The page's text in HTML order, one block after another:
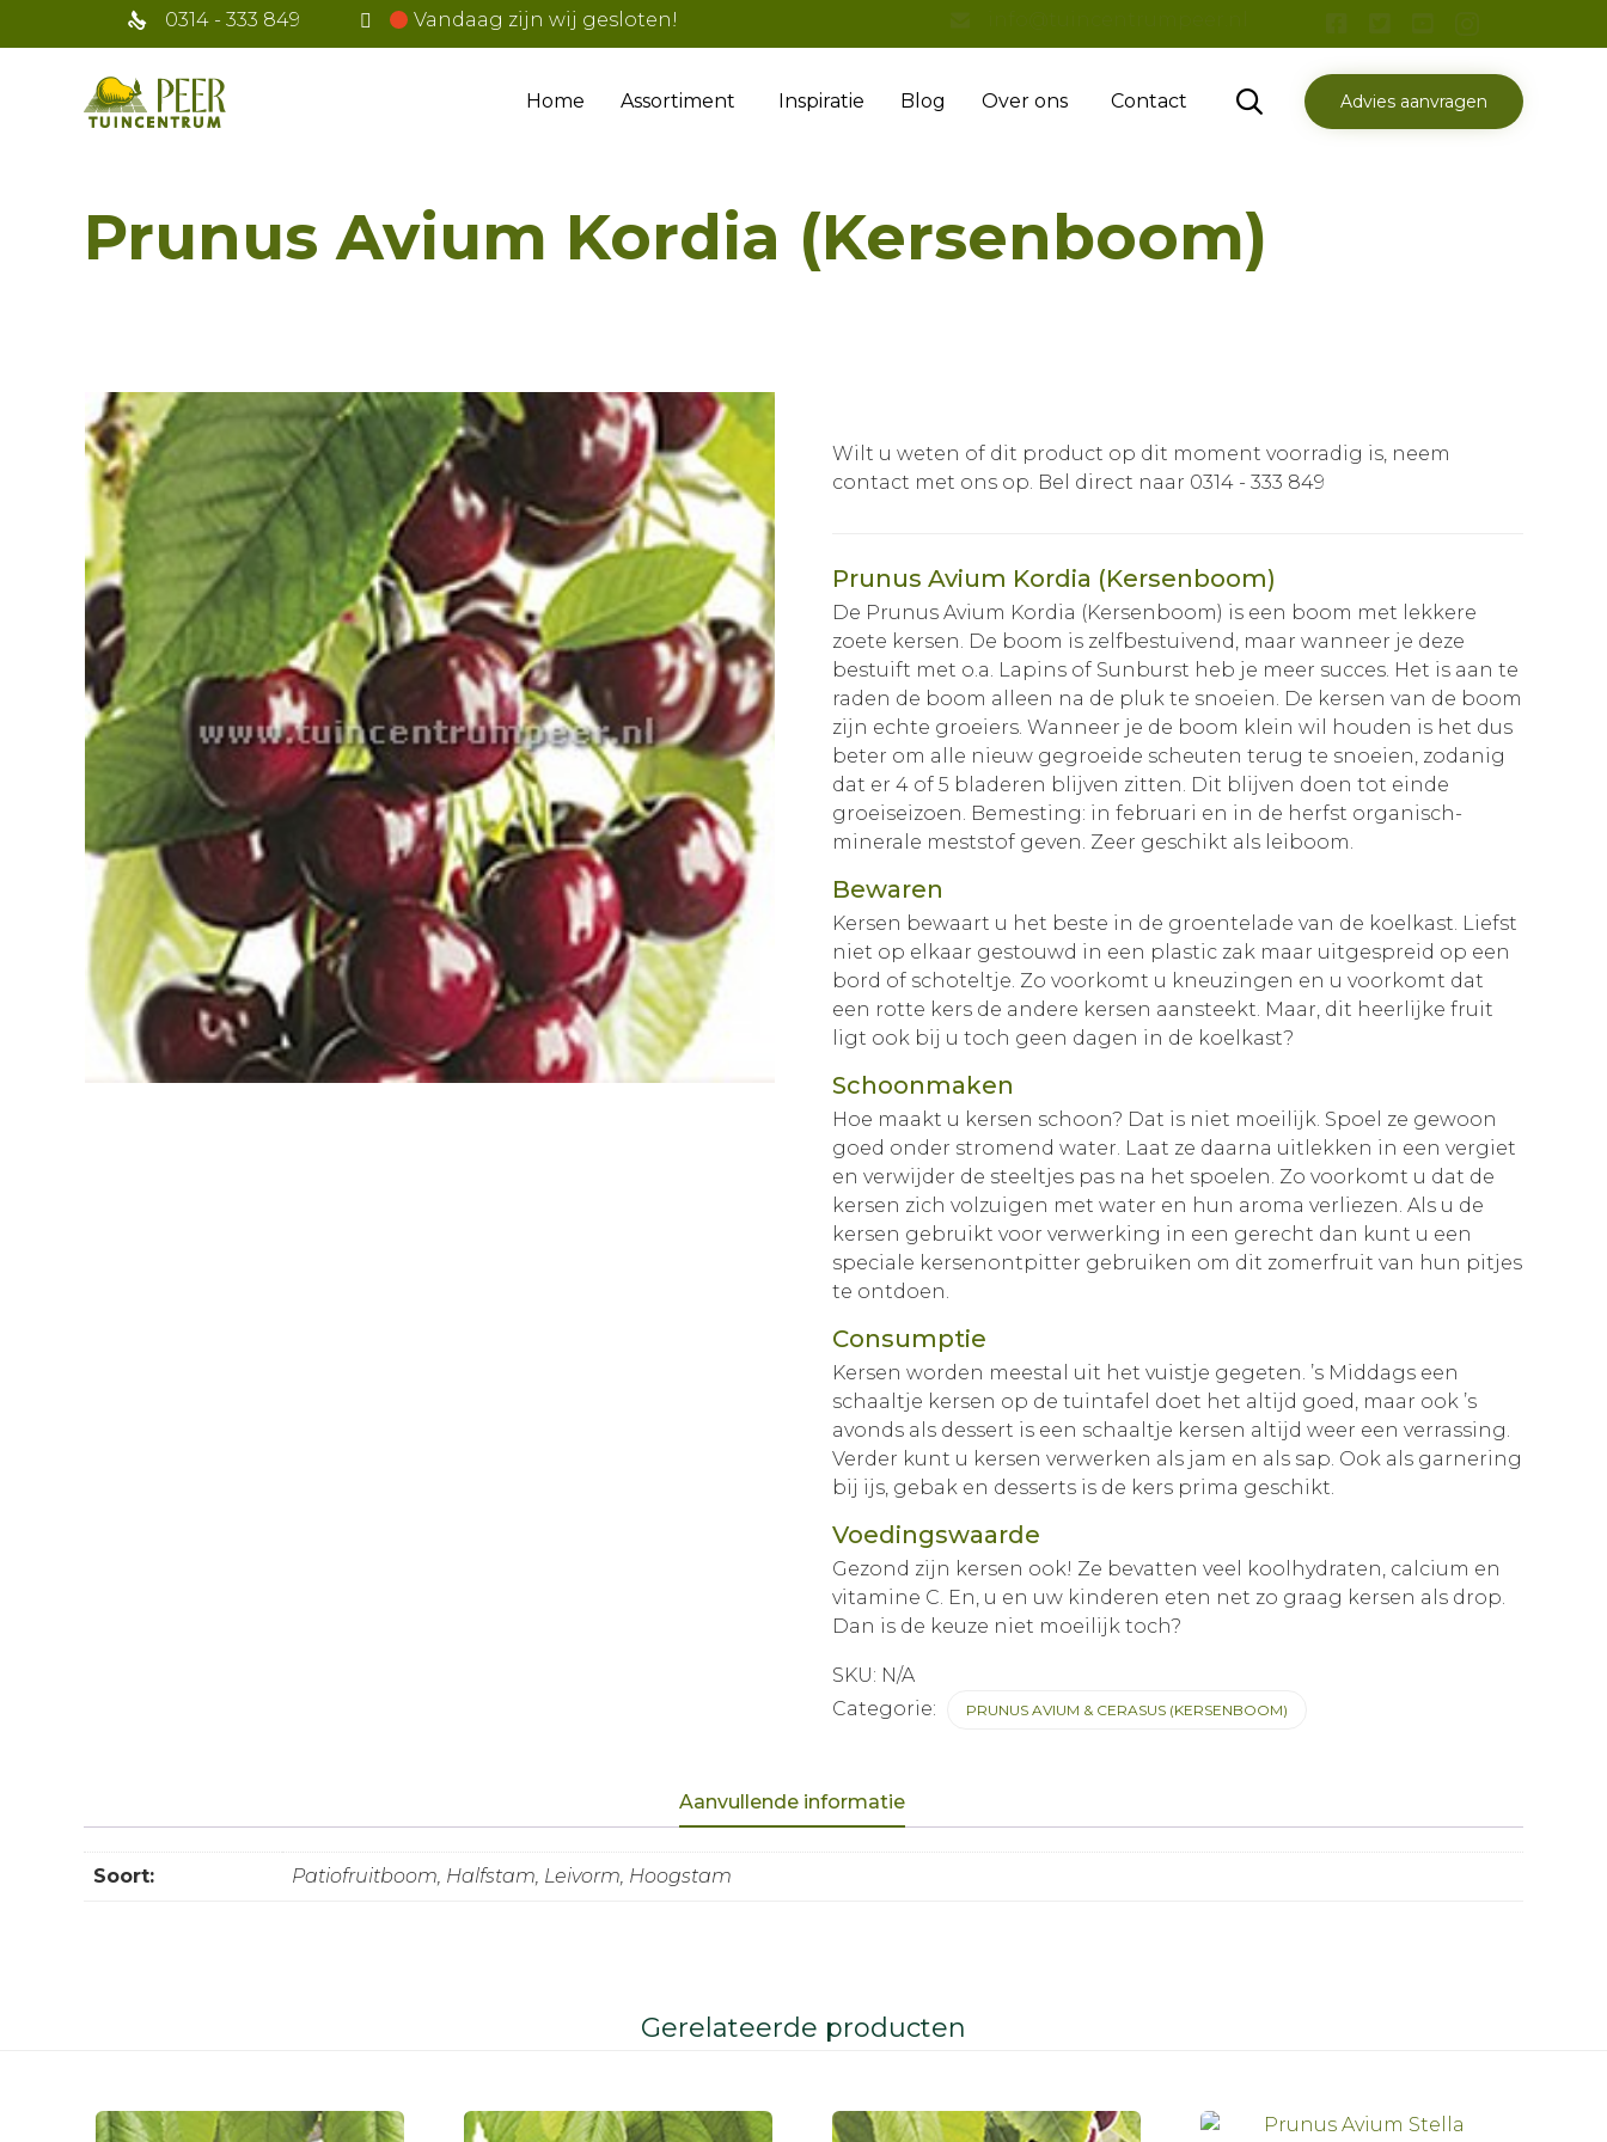
0314 - 333 849 Vandaag zijn wij gesloten!
Skip
Home Assortiment Inspiratie Blog Over ons Contact  Advies aanvragen
Prunus Avium Kordia (Kersenboom)
Wilt u weten of dit product op dit moment voorradig is, neem
contact met ons op. Bel direct naar 0314 - 333 849
Prunus Avium Kordia (Kersenboom)
De Prunus Avium Kordia (Kersenboom) is een boom met lekkere
zoete kersen. De boom is zelfbestuivend, maar wanneer je deze
bestuift met o.a. Lapins of Sunburst heb je meer succes. Het is aan te
raden de boom alleen na de pluk te snoeien. De kersen van de boom
zijn echte groeiers. Wanneer je de boom klein wil houden is het dus
beter om alle nieuw gegroeide scheuten terug te snoeien, zodanig
dat er 4 of 5 bladeren blijven zitten. Dit blijven doen tot einde
groeiseizoen. Bemesting: in februari en in de herfst organisch-
minerale meststof geven. Zeer geschikt als leiboom.
Bewaren
Kersen bewaart u het beste in de groentelade van de koelkast. Liefst
niet op elkaar gestouwd in een plastic zak maar uitgespreid op een
bord of schoteltje. Zo voorkomt u kneuzingen en u voorkomt dat
een rotte kers de andere kersen aansteekt. Maar, dit heerlijke fruit
ligt ook bij u toch geen dagen in de koelkast?
Schoonmaken
Hoe maakt u kersen schoon? Dat is niet moeilijk. Spoel ze gewoon
goed onder stromend water. Laat ze daarna uitlekken in een vergiet
en verwijder de steeltjes pas na het spoelen. Zo voorkomt u dat de
kersen zich volzuigen met water en hun aroma verliezen. Als u de
kersen gebruikt voor verwerking in een gerecht dan kunt u een
speciale kersenontpitter gebruiken om dit zomerfruit van hun pitjes
te ontdoen.
Consumptie
Kersen worden meestal uit het vuistje gegeten. ’s Middags een
schaaltje kersen op de tuintafel doet het altijd goed, maar ook ’s
avonds als dessert is een schaaltje kersen altijd weer een verrassing.
Verder kunt u kersen verwerken als jam en als sap. Ook als garnering
bij ijs, gebak en desserts is de kers prima geschikt.
Voedingswaarde
Gezond zijn kersen ook! Ze bevatten veel koolhydraten, calcium en
vitamine C. En, u en uw kinderen eten net zo graag kersen als drop.
Dan is de keuze niet moeilijk toch?
SKU: N/A
Categorie:
PRUNUS AVIUM & CERASUS (KERSENBOOM)
Aanvullende informatie
Soort: Patiofruitboom, Halfstam, Leivorm, Hoogstam
Gerelateerde producten